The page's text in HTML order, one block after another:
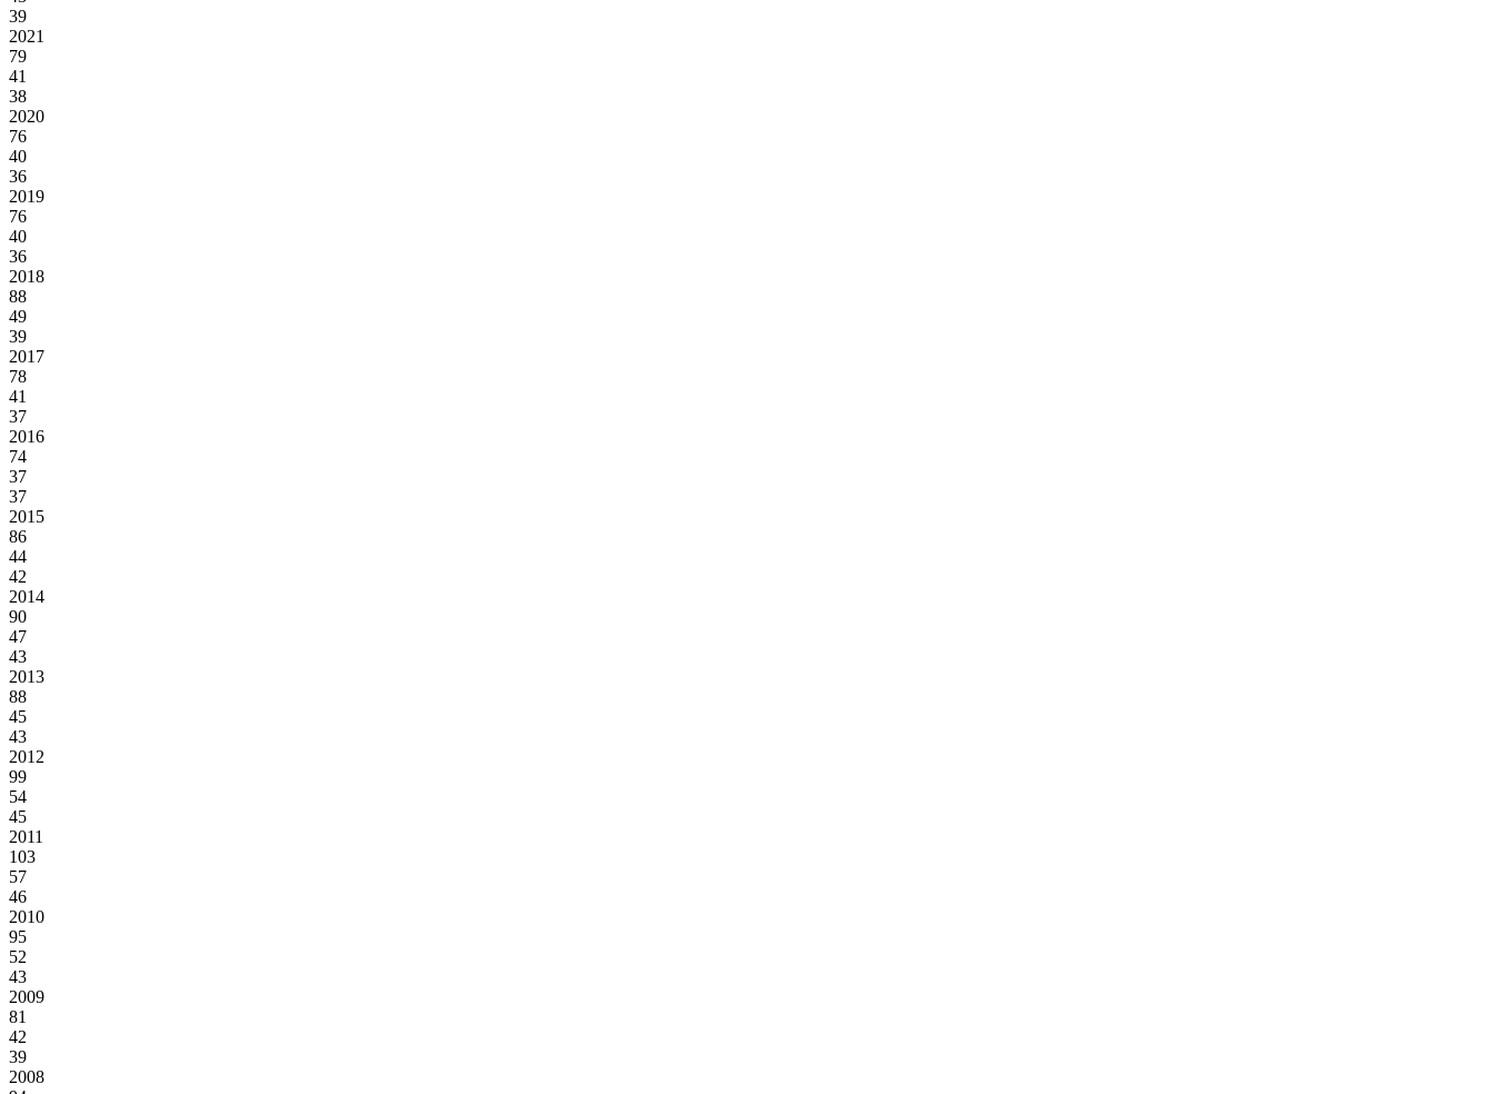
39
2021
79
41
38
2020
76
40
36
2019
76
40
36
2018
88
49
39
2017
78
41
37
2016
74
37
37
2015
86
44
42
2014
90
47
43
2013
88
45
43
2012
99
54
45
2011
103
57
46
2010
95
52
43
2009
81
42
39
2008